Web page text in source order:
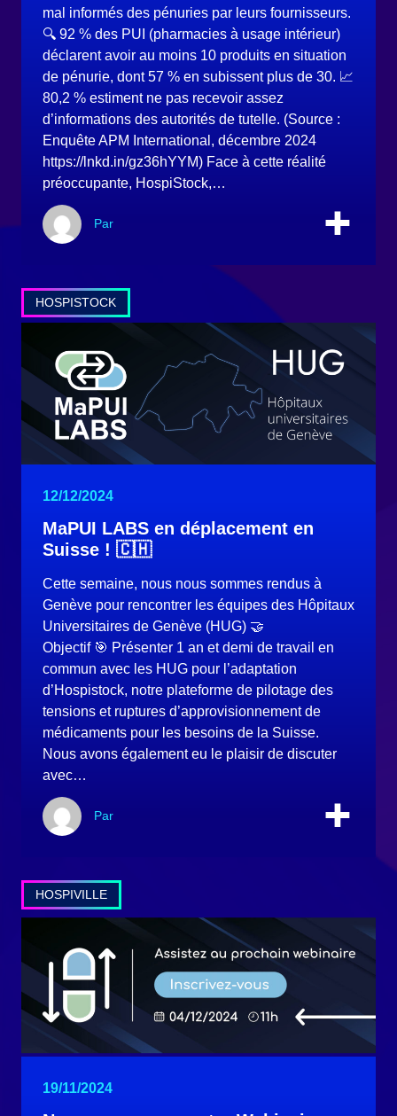
mal informés des pénuries par leurs fournisseurs.
🔍 92 % des PUI (pharmacies à usage intérieur)
déclarent avoir au moins 10 produits en situation
de pénurie, dont 57 % en subissent plus de 30. 📈
80,2 % estiment ne pas recevoir assez
d’informations des autorités de tutelle. (Source :
Enquête APM International, décembre 2024
https://lnkd.in/gz36hYYM) Face à cette réalité
préoccupante, HospiStock,…
Par
HOSPISTOCK
12/12/2024
MaPUI LABS en déplacement en
Suisse ! 🇨🇭
Cette semaine, nous nous sommes rendus à
Genève pour rencontrer les équipes des Hôpitaux
Universitaires de Genève (HUG) 🤝
Objectif 🎯 Présenter 1 an et demi de travail en
commun avec les HUG pour l’adaptation
d’Hospistock, notre plateforme de pilotage des
tensions et ruptures d’approvisionnement de
médicaments pour les besoins de la Suisse.
Nous avons également eu le plaisir de discuter
avec…
Par
HOSPIVILLE
19/11/2024